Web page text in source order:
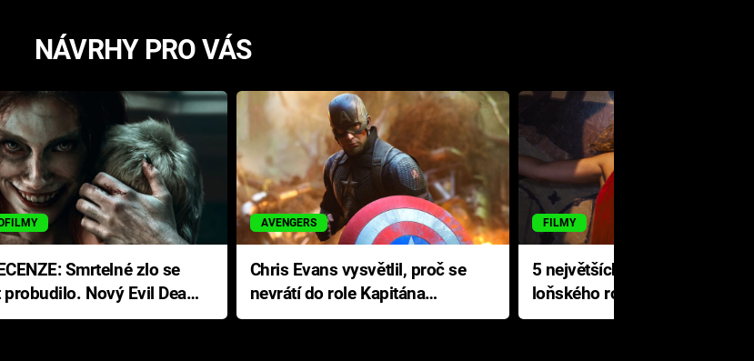
NÁVRHY PRO VÁS
probudilo. Nový Evil Dead
s neodolatelnou
AVENGERS
Chris Evans vysvětlil, proč se
nevrátí do role Kapitána
Ameriky
FILMY
5 největších propadáků
loňského roku: Disney na
jediné katastrofě prodělal 200